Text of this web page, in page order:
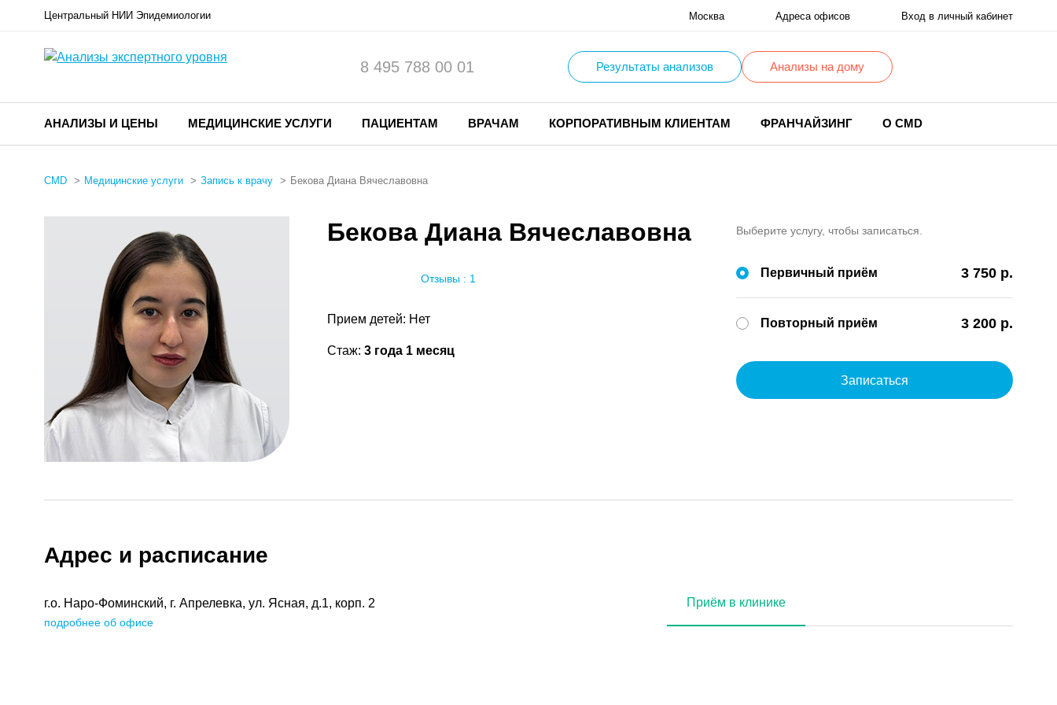
Центральный НИИ Эпидемиологии Москва Адреса офисов Вход в личный кабинет
8 495 788 00 01 Результаты анализов Анализы на дому
АНАЛИЗЫ И ЦЕНЫ МЕДИЦИНСКИЕ УСЛУГИ ПАЦИЕНТАМ ВРАЧАМ КОРПОРАТИВНЫМ КЛИЕНТАМ ФРАНЧАЙЗИНГ О CMD
CMD Медицинские услуги Запись к врачу Бекова Диана Вячеславовна
Бекова Диана Вячеславовна
Прием детей: Нет
Стаж: 3 года 1 месяц
Отзывы : 1
Выберите услугу, чтобы записаться.
Первичный приём 3 750 р.
Повторный приём 3 200 р.
Записаться
Адрес и расписание
г.о. Наро-Фоминский, г. Апрелевка, ул. Ясная, д.1, корп. 2
подробнее об офисе
Приём в клинике